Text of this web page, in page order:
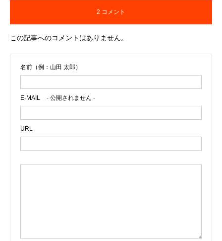
2 コメント
この記事へのコメントはありません。
名前（例：山田 太郎）
E-MAIL - 公開されません -
URL